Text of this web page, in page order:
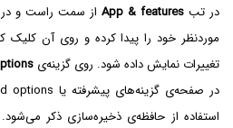
در تب App & features از سمت راست و
موردنظر خود را پیدا کرده و روی آن کلیک
تغییرات نمایش داده شود. روی گزینه‌ی
استفاده از حافظه‌ی ذخیره‌سازی ذکر می‌شود.